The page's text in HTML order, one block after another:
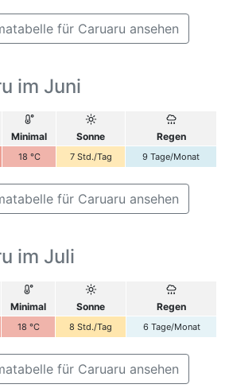
für Caruaru ansehen
im Juni
Minimal Sonne Regen
18 °C 7 Std./Tag 9 Tage/Monat
für Caruaru ansehen
im Juli
Minimal Sonne Regen
18 °C 8 Std./Tag 6 Tage/Monat
für Caruaru ansehen